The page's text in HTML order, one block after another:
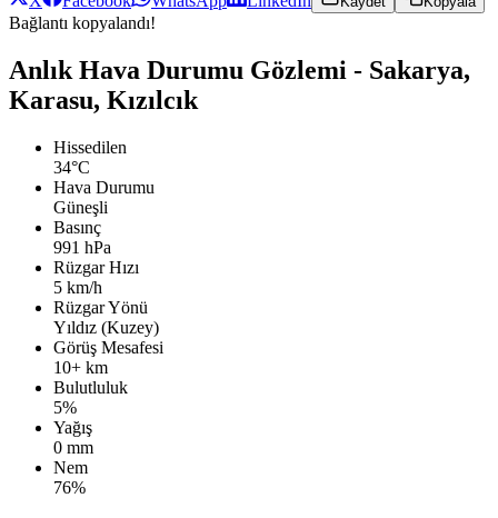
Bağlantı kopyalandı!
Anlık Hava Durumu Gözlemi - Sakarya,
Karasu, Kızılcık
Hissedilen
34°C
Hava Durumu
Güneşli
Basınç
991 hPa
Rüzgar Hızı
5 km/h
Rüzgar Yönü
Yıldız (Kuzey)
Görüş Mesafesi
10+ km
Bulutluluk
5%
Yağış
0 mm
Nem
76%